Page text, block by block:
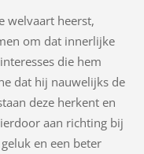
welvaart heerst,
om dat innerlijke
die hem
dat hij nauwelijks de
deze herkent en
aan richting bij
en een beter